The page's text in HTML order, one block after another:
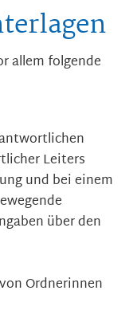
allem folgende
Leiters
und bei einem
über den
Ordnerinnen